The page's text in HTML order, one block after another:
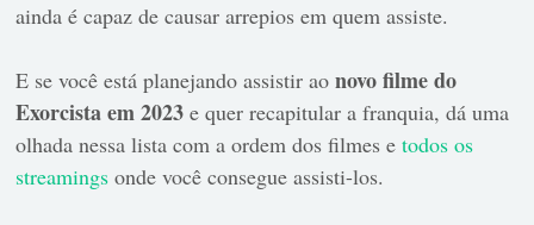
ainda é capaz de causar arrepios em quem assiste.
E se você está planejando assistir aonovo filme do
Exorcista em 2023 e quer recapitular a franquia, dá uma
olhada nessa lista com a ordem dos filmes etodos os
streamings onde você consegue assisti-los.